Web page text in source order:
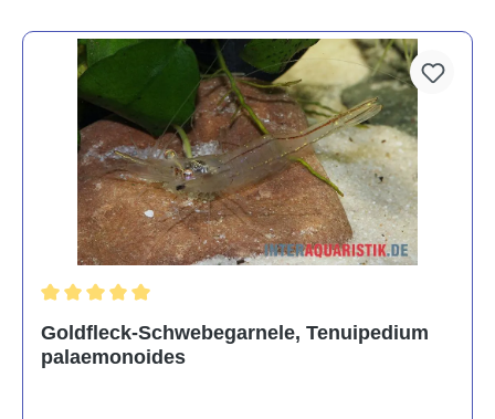
Goldfleck-Schwebegarnele, Tenuipedium
palaemonoides